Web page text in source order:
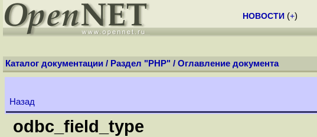
НОВОСТИ (+)
Каталог документации / Раздел "PHP" / Оглавление документа
Назад
odbc_field_type